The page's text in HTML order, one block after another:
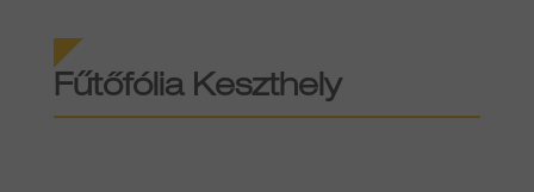
Fűtőfólia Keszthely